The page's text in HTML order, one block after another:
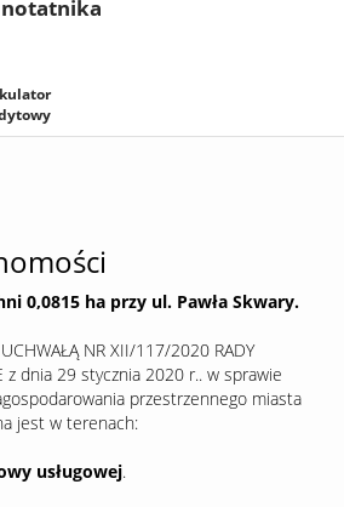
0,0815 ha przy ul. Pawła Skwary.
NR XII/117/2020 RADY
z dnia 29 stycznia 2020 r.. w sprawie
przestrzennego miasta
jest w terenach:
usługowej.